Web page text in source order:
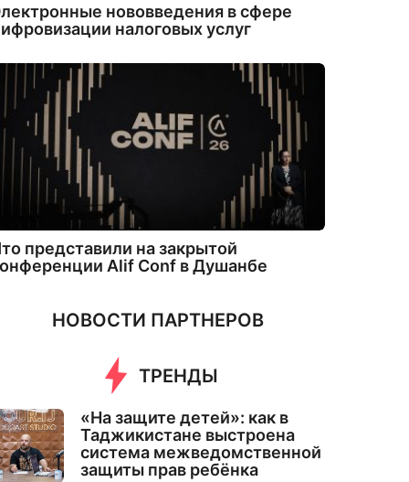
нововведения в сфере
налоговых услуг
представили на закрытой
Alif Conf в Душанбе
НОВОСТИ ПАРТНЕРОВ
ТРЕНДЫ
«На защите детей»: как в
Таджикистане выстроена
система межведомственной
защиты прав ребёнка